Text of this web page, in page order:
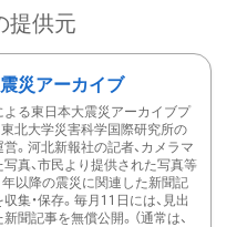
提供元
災アーカイブ
よる東日本大震災アーカイブプ
東北大学災害科学国際研究所の
。河北新報社の記者、カメラマ
真、市民より提供された写真等
年以降の震災に関連した新聞記
集・保存。毎月11日には、見出
聞記事を無償公開。（通常は、